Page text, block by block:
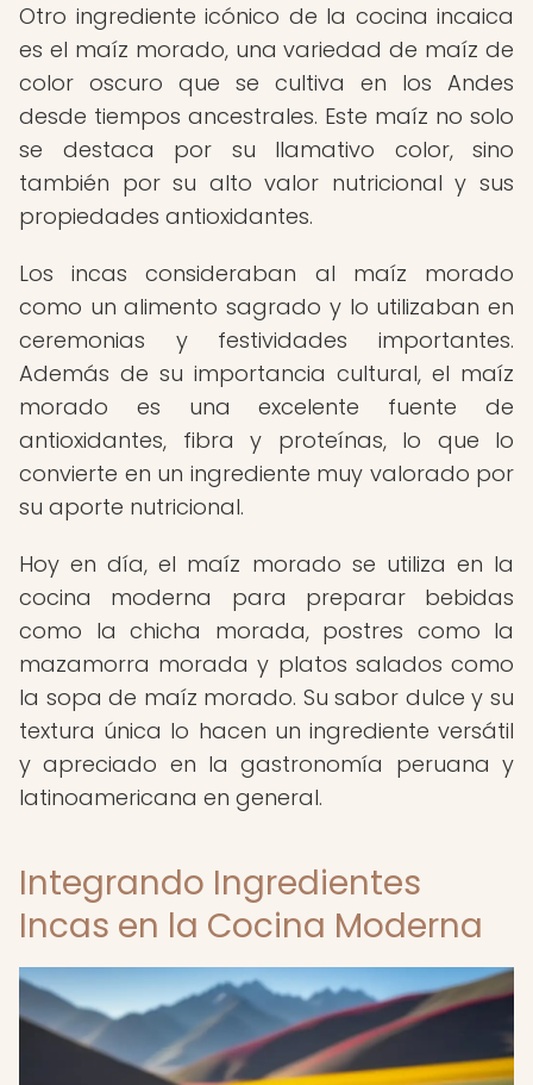
Otro ingrediente icónico de la cocina incaica
es el maíz morado, una variedad de maíz de
color oscuro que se cultiva en los Andes
desde tiempos ancestrales. Este maíz no solo
se destaca por su llamativo color, sino
también por su alto valor nutricional y sus
propiedades antioxidantes.
Los incas consideraban al maíz morado
como un alimento sagrado y lo utilizaban en
ceremonias y festividades importantes.
Además de su importancia cultural, el maíz
morado es una excelente fuente de
antioxidantes, fibra y proteínas, lo que lo
convierte en un ingrediente muy valorado por
su aporte nutricional.
Hoy en día, el maíz morado se utiliza en la
cocina moderna para preparar bebidas
como la chicha morada, postres como la
mazamorra morada y platos salados como
la sopa de maíz morado. Su sabor dulce y su
textura única lo hacen un ingrediente versátil
y apreciado en la gastronomía peruana y
latinoamericana en general.
Integrando Ingredientes
Incas en la Cocina Moderna